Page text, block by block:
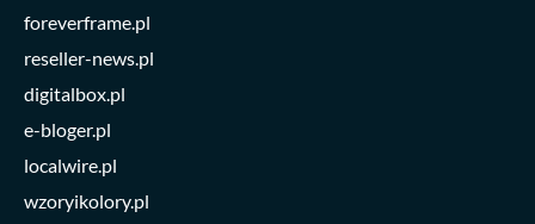
foreverframe.pl
reseller-news.pl
digitalbox.pl
e-bloger.pl
localwire.pl
wzoryikolory.pl